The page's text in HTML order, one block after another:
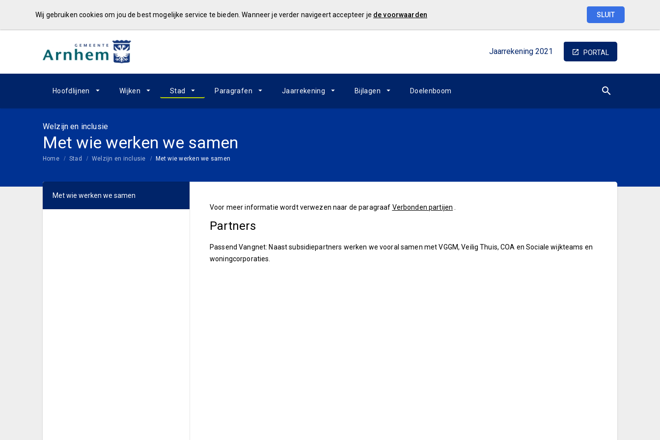
Wij gebruiken cookies om jou de best mogelijke service te bieden. Wanneer je verder navigeert accepteer je de voorwaarden SLUIT
Jaarrekening 2021 PORTAL
Hoofdlijnen Wijken Stad Paragrafen Jaarrekening Bijlagen Doelenboom
Welzijn en inclusie
Met wie werken we samen
Home Stad Welzijn en inclusie Met wie werken we samen
Met wie werken we samen
Voor meer informatie wordt verwezen naar de paragraaf Verbonden partijen
Partners
Passend Vangnet: Naast subsidiepartners werken we vooral samen met VGGM, Veilig Thuis, COA en Sociale wijkteams en
woningcorporaties.